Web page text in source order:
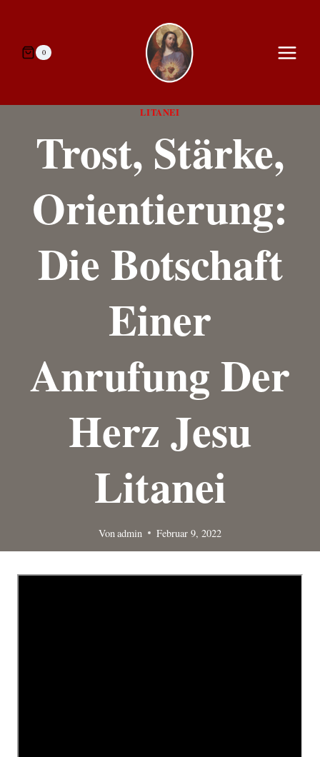
springen0
LITANEI
Trost, Stärke,
Orientierung:
Die Botschaft
Einer
Anrufung Der
Herz Jesu
Litanei
Von admin Februar 9, 2022